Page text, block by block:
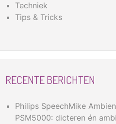
Techniek
Tips & Tricks
RECENTE BERICHTEN
Philips SpeechMike
PSM5000: dicteren én